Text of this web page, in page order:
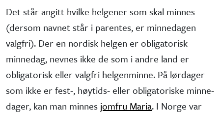
Det står angitt hvilke helgener som skal minnes
(dersom navnet står i parentes, er minne­dagen
valgfri). Der en nordisk helgen er obliga­torisk
minne­dag, nevnes ikke de som i andre land er
obliga­torisk eller valgfri helgen­minne. På lørdager
som ikke er fest-, høytids- eller obliga­toriske minne­
dager, kan man minnes jomfru Maria. I Norge var